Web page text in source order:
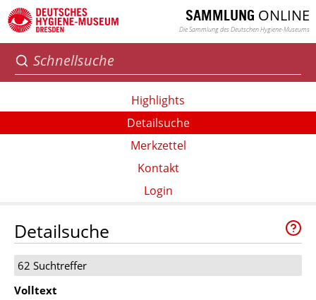
SAMMLUNG ONLINE
Die Sammlung des Deutschen Hygiene-Museums
Highlights
Detailsuche
Merkzettel
Kontakt
Login
Detailsuche
62 Suchtreffer
Volltext